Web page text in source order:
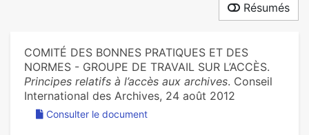
Résumés
COMITÉ DES BONNES PRATIQUES ET DES
NORMES - GROUPE DE TRAVAIL SUR L’ACCÈS.
Principes relatifs à l’accès aux archives. Conseil
International des Archives, 24 août 2012
Consulter le document